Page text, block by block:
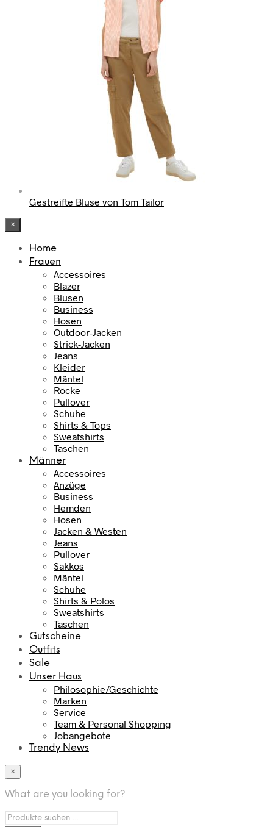
Gestreifte Bluse von Tom Tailor
×
Home
Frauen
Accessoires
Blazer
Blusen
Business
Hosen
Outdoor-Jacken
Strick-Jacken
Jeans
Kleider
Mäntel
Röcke
Pullover
Schuhe
Shirts & Tops
Sweatshirts
Taschen
Männer
Accessoires
Anzüge
Business
Hemden
Hosen
Jacken & Westen
Jeans
Pullover
Sakkos
Mäntel
Schuhe
Shirts & Polos
Sweatshirts
Taschen
Gutscheine
Outfits
Sale
Unser Haus
Philosophie/Geschichte
Marken
Service
Team & Personal Shopping
Jobangebote
Trendy News
×
What are you looking for?